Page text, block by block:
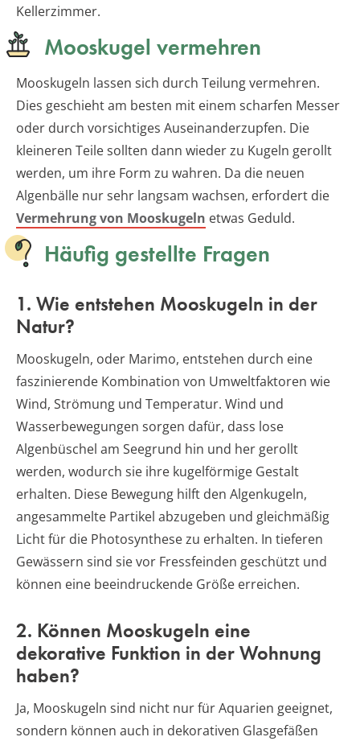
Kellerzimmer.
Mooskugel vermehren
Mooskugeln lassen sich durch Teilung vermehren.
Dies geschieht am besten mit einem scharfen Messer
oder durch vorsichtiges Auseinanderzupfen. Die
kleineren Teile sollten dann wieder zu Kugeln gerollt
werden, um ihre Form zu wahren. Da die neuen
Algenbälle nur sehr langsam wachsen, erfordert die
Vermehrung von Mooskugeln etwas Geduld.
Häufig gestellte Fragen
1. Wie entstehen Mooskugeln in der
Natur?
Mooskugeln, oder Marimo, entstehen durch eine
faszinierende Kombination von Umweltfaktoren wie
Wind, Strömung und Temperatur. Wind und
Wasserbewegungen sorgen dafür, dass lose
Algenbüschel am Seegrund hin und her gerollt
werden, wodurch sie ihre kugelförmige Gestalt
erhalten. Diese Bewegung hilft den Algenkugeln,
angesammelte Partikel abzugeben und gleichmäßig
Licht für die Photosynthese zu erhalten. In tieferen
Gewässern sind sie vor Fressfeinden geschützt und
können eine beeindruckende Größe erreichen.
2. Können Mooskugeln eine
dekorative Funktion in der Wohnung
haben?
Ja, Mooskugeln sind nicht nur für Aquarien geeignet,
sondern können auch in dekorativen Glasgefäßen